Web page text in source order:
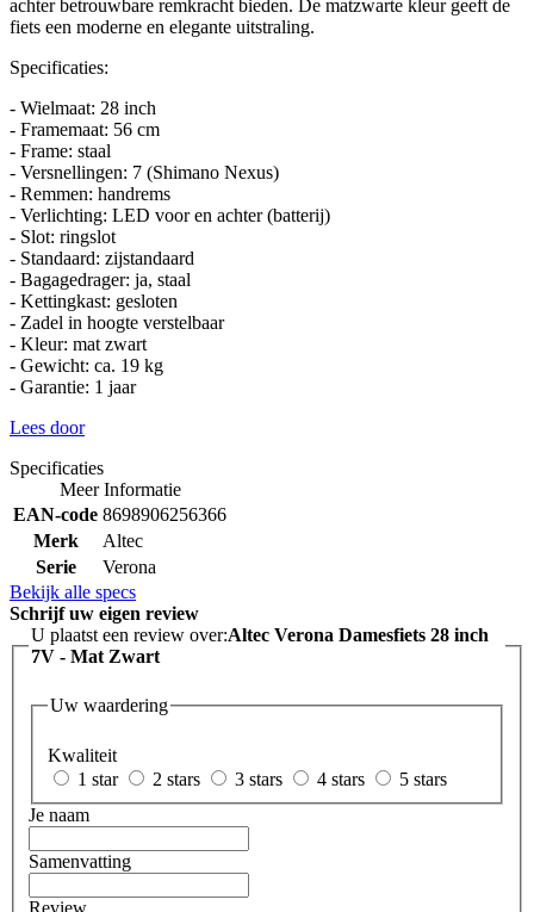
achter betrouwbare remkracht bieden. De matzwarte kleur geeft de
fiets een moderne en elegante uitstraling.
Specificaties:
- Wielmaat: 28 inch
- Framemaat: 56 cm
- Frame: staal
- Versnellingen: 7 (Shimano Nexus)
- Remmen: handrems
- Verlichting: LED voor en achter (batterij)
- Slot: ringslot
- Standaard: zijstandaard
- Bagagedrager: ja, staal
- Kettingkast: gesloten
- Zadel in hoogte verstelbaar
- Kleur: mat zwart
- Gewicht: ca. 19 kg
- Garantie: 1 jaar
Lees door
Specificaties
Meer Informatie
EAN-code 8698906256366
Merk
Altec
Serie
Verona
Bekijk alle specs
Schrijf uw eigen review
U plaatst een review over:Altec Verona Damesfiets 28 inch
7V - Mat Zwart
Uw waardering
Kwaliteit
1 star
2 stars 3 stars 4 stars
5 stars
Je naam
Samenvatting
Review